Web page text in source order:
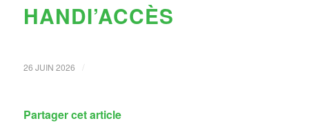
HANDI’ACCÈS
26 JUIN 2026
Partager cet article